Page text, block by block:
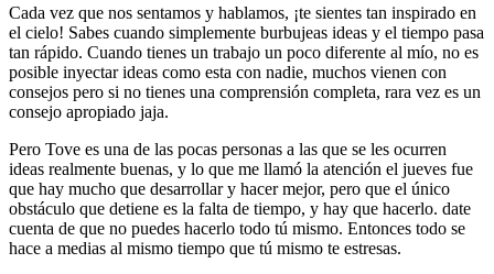
Cada vez que nos sentamos y hablamos, ¡te sientes tan inspirado en
el cielo! Sabes cuando simplemente burbujeas ideas y el tiempo pasa
tan rápido. Cuando tienes un trabajo un poco diferente al mío, no es
posible inyectar ideas como esta con nadie, muchos vienen con
consejos pero si no tienes una comprensión completa, rara vez es un
consejo apropiado jaja.
Pero Tove es una de las pocas personas a las que se les ocurren
ideas realmente buenas, y lo que me llamó la atención el jueves fue
que hay mucho que desarrollar y hacer mejor, pero que el único
obstáculo que detiene es la falta de tiempo, y hay que hacerlo. date
cuenta de que no puedes hacerlo todo tú mismo. Entonces todo se
hace a medias al mismo tiempo que tú mismo te estresas.